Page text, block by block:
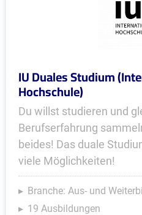
IU Duales Studium
Hochschule)
Du willst studieren und
Berufserfahrung
beides! Das duale
viele Möglichkeiten!
Branche: Aus- und
19 Ausbildungen